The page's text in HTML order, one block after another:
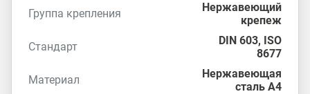
Группа крепления
Нержавеющий
крепеж
Стандарт
DIN 603, ISO
8677
Материал
Нержавеющая
сталь А4